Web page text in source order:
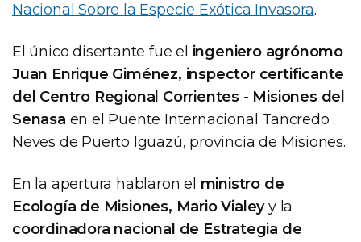
Nacional Sobre la Especie Exótica Invasora.
El único disertante fue el ingeniero agrónomo
Juan Enrique Giménez, inspector certificante
del Centro Regional Corrientes - Misiones del
Senasa en el Puente Internacional Tancredo
Neves de Puerto Iguazú, provincia de Misiones.
En la apertura hablaron el ministro de
Ecología de Misiones, Mario Vialeyy la
coordinadora nacional de Estrategia de